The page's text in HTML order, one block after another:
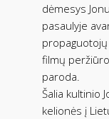
dėmesys
pasaulyje
filmų
paroda.
Šalia kultinio
kelionės į